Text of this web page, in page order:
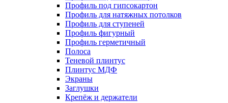
Профиль под гипсокартон
Профиль для натяжных потолков
Профиль для ступеней
Профиль фигурный
Профиль герметичный
Полоса
Теневой плинтус
Плинтус МДФ
Экраны
Заглушки
Крепёж и держатели